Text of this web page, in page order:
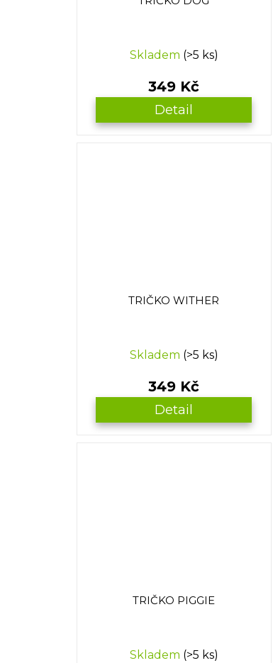
Skladem (>5 ks)
349 Kč
Detail
TRIČKO WITHER
Skladem (>5 ks)
349 Kč
Detail
TRIČKO PIGGIE
Skladem (>5 ks)